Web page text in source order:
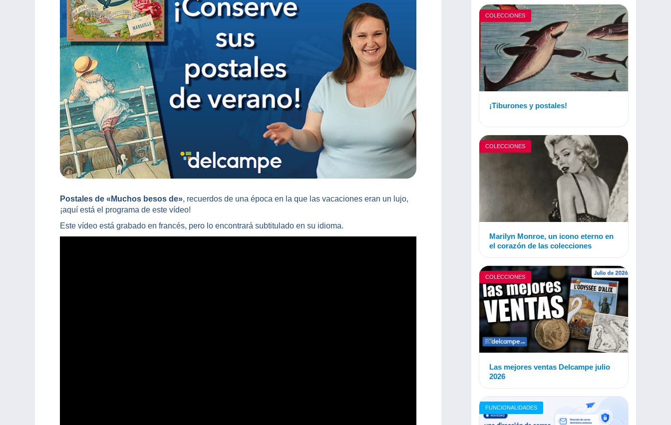
Postales de «Muchos besos de», recuerdos de una época en la que las vacaciones eran un lujo,
¡aquí está el programa de este vídeo!
Este vídeo está grabado en francés, pero lo encontrará subtitulado en su idioma.
COLECCIONES
¡Tiburones y postales!
COLECCIONES
Marilyn Monroe, un icono eterno en
el corazón de las colecciones
COLECCIONES
Las mejores ventas Delcampe julio
2026
FUNCIONALIDADES